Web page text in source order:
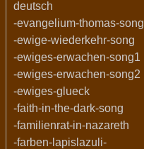
deutsch
-evangelium-thomas-song
-ewige-wiederkehr-song
-ewiges-erwachen-song1
-ewiges-erwachen-song2
-ewiges-glueck
-faith-in-the-dark-song
-familienrat-in-nazareth
-farben-lapislazuli-